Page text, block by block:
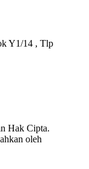
Y1/14 , Tlp
Hak Cipta.
oleh